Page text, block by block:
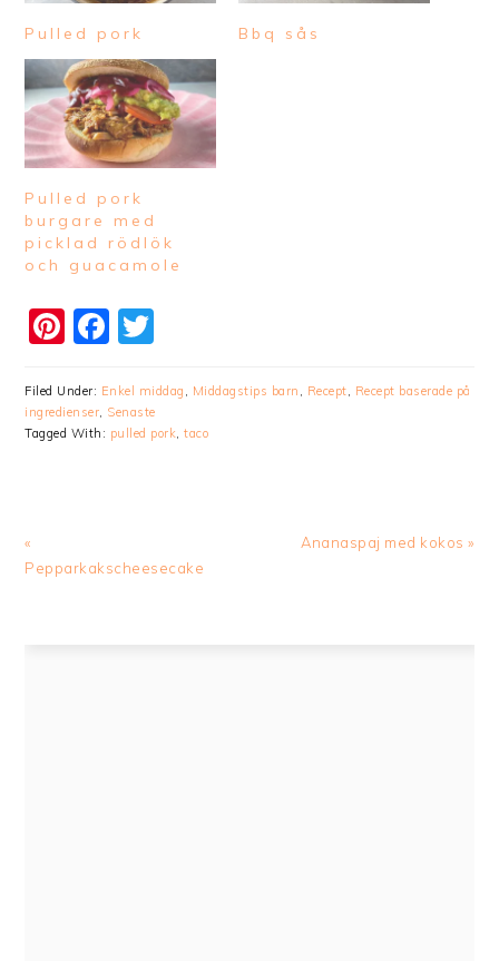
Pulled pork Bbq sås
Pulled pork
burgare med
picklad rödlök
och guacamole
Pinterest
Facebook
Filed Under: Enkel middag , Middagstips barn , Recept, Recept baserade på
ingredienser, Senaste
Tagged With: pulled pork,taco
Previous
Post:
«
Pepparkakscheesecake
Next
Ananaspaj med kokos »